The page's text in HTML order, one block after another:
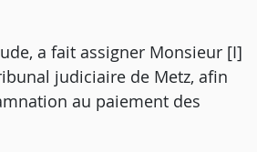
a fait assigner Monsieur [I]
judiciaire de Metz, afin
au paiement des